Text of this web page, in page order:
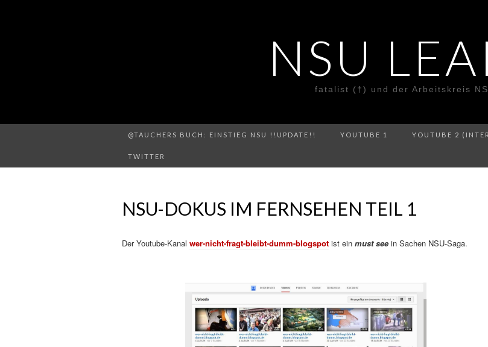
NSU
fatalist (†) und der Arbeitskreis
@TAUCHERS BUCH: EINSTIEG NSU !!UPDATE!! YOUTUBE 1 YOUTUBE 2
TWITTER
NSU-DOKUS IM FERNSEHEN TEIL 1
Der Youtube-Kanal wer-nicht-fragt-bleibt-dumm-blogspot ist ein must see in Sachen NSU-Saga.